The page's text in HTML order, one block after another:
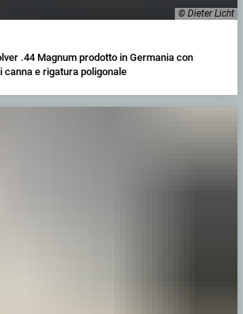
© Dieter Licht
.44 Magnum prodotto in Germania con
canna e rigatura poligonale